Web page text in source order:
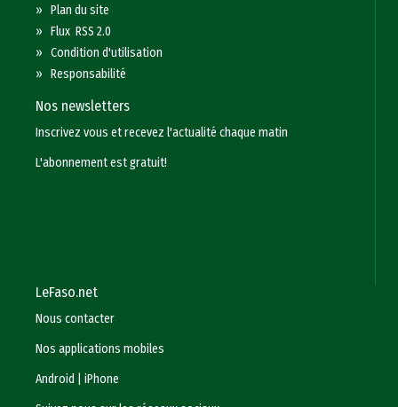
»Plan du site
»Flux RSS 2.0
»Condition d'utilisation
»Responsabilité
Nos newsletters
Inscrivez vous et recevez l'actualité chaque matin
L'abonnement est gratuit!
LeFaso.net
Nous contacter
Nos applications mobiles
Android
|iPhone